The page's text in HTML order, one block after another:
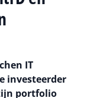
IT
investeerder
portfolio